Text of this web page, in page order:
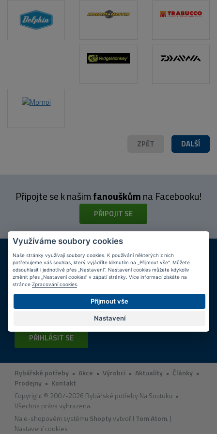
POPIS PRODUKTU
DALŠÍ
ZPĚT
Připojte se k našimfanouškůmna Facebooku!
PŘIPOJIT SE
DOPRAVA ZDARMA
Při nákupu nad 2 000 Kč
KAMENNÉ PRODEJNY
Jsme na trhu více než 10 let
Tipyk nákupu
Napište nám svůj e-mail a my vás budeme informovat
o zajímavých nabídkách!
PŘIHLÁSIT SE
Rybářské potřeby • Akce • Výrobci • Aktuality • Články •
Prodejny • Kontakt
Copyright © 2007-2026 Rybářské potřeby Na Soutoku •
Všechna práva vyhrazena.
Na e-shopovém systému Shoptyvytvořil Tom Atom. |
Nastavení cookies
Využíváme soubory cookies
Naše stránky využívají soubory cookies. K používání některých z nich
potřebujeme váš souhlas, který vyjádříte kliknutím na „Přijmout vše“. Můžete
odsouhlasit i jednotlivě přes „Nastavení“. Nastavení cookies můžete kdykoliv
změnit přes „Nastavení cookies“ v zápatí stránky. Více informací získáte na
stránce Zpracování cookies
Přijmout vše
Nastavení